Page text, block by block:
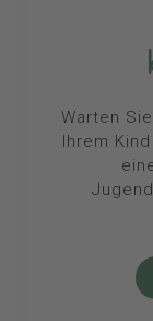
Warten
Ihrem